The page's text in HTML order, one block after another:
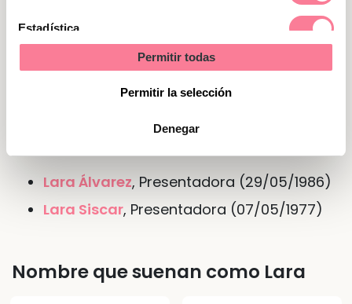
Estadística
Permitir todas
Permitir la selección
Denegar
Nombre de Lara en otras lenguas o
idiomas
Personajes famosos del nombre
Lara
Lara Álvarez, Presentadora (29/05/1986)
Lara Siscar, Presentadora (07/05/1977)
Nombre que suenan como Lara